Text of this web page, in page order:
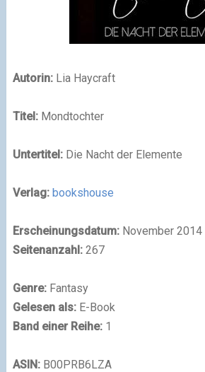
Autorin: Lia Haycraft
Titel: Mondtochter
Untertitel: Die Nacht der Elemente
Verlag: bookshouse
Erscheinungsdatum: November 2014
Seitenanzahl: 267
Genre: Fantasy
Gelesen als:E-Book
Band einer Reihe: 1
ASIN: B00PRB6LZA